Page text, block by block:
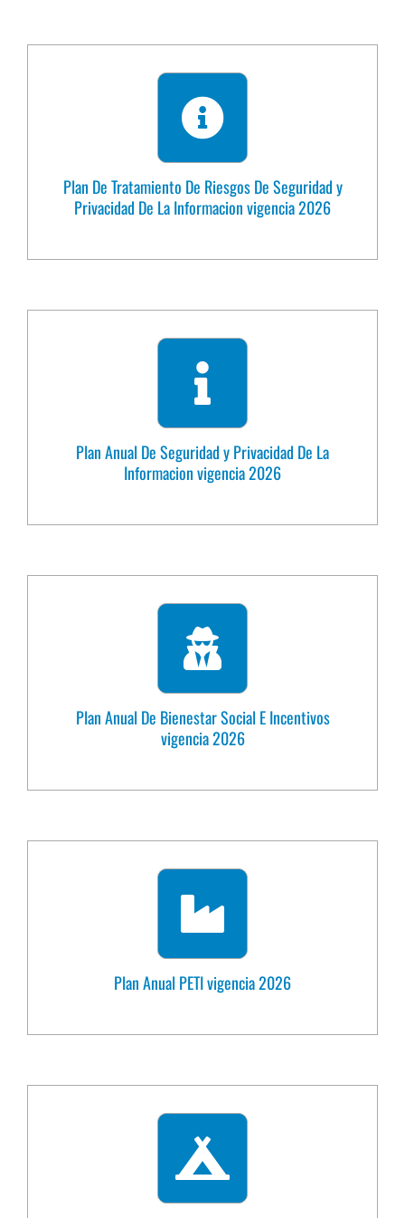
Plan De Tratamiento De Riesgos De Seguridad y
Privacidad De La Informacion vigencia 2026
Plan Anual De Seguridad y Privacidad De La
Informacion vigencia 2026
Plan Anual De Bienestar Social E Incentivos
vigencia 2026
Plan Anual PETI vigencia 2026